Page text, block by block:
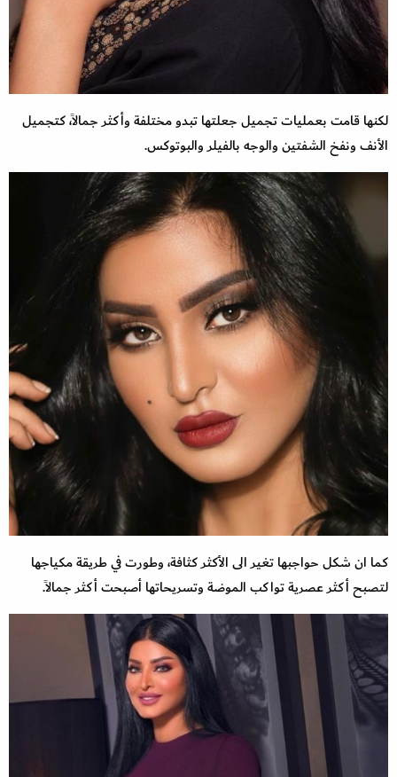
لكنها قامت بعمليات تجميل جعلتها تبدو مختلفة وأكثر جمالاً، كتجميل
الأنف ونفخ الشفتين والوجه بالفيلر والبوتوكس.
كما ان شكل حواجبها تغير الى الأكثر كثافة، وطورت في طريقة مكياجها
لتصبح أكثر عصرية تواكب الموضة وتسريحاتها أصبحت أكثر جمالاً.